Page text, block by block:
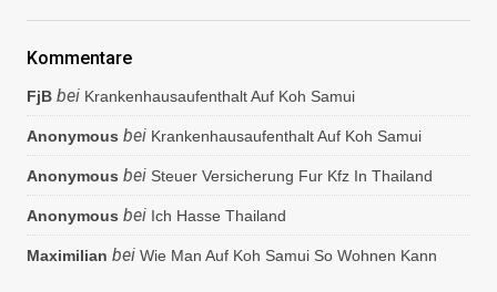
e
Kommentare
FjB bei Krankenhausaufenthalt Auf Koh Samui
Anonymous bei Krankenhausaufenthalt Auf Koh Samui
Anonymous bei Steuer Versicherung Fur Kfz In Thailand
Anonymous bei Ich Hasse Thailand
Maximilian bei Wie Man Auf Koh Samui So Wohnen Kann